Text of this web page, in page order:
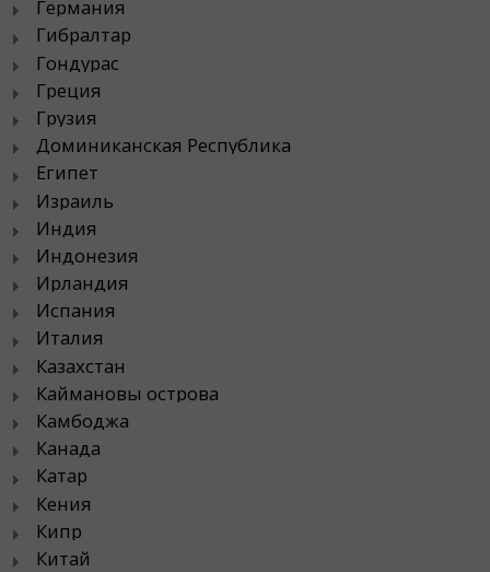
Германия
Гибралтар
Гондурас
Греция
Грузия
Доминиканская Республика
Египет
Израиль
Индия
Индонезия
Ирландия
Испания
Италия
Казахстан
Каймановы острова
Камбоджа
Канада
Катар
Кения
Кипр
Китай